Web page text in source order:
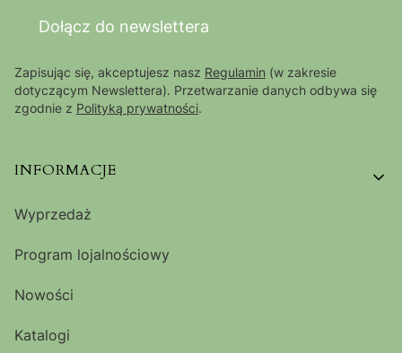
Dołącz do newslettera
Zapisując się, akceptujesz nasz Regulamin (w zakresie
dotyczącym Newslettera). Przetwarzanie danych odbywa się
zgodnie z Polityką prywatności.
Linki w stopce
INFORMACJE
Wyprzedaż
Program lojalnościowy
Nowości
Katalogi